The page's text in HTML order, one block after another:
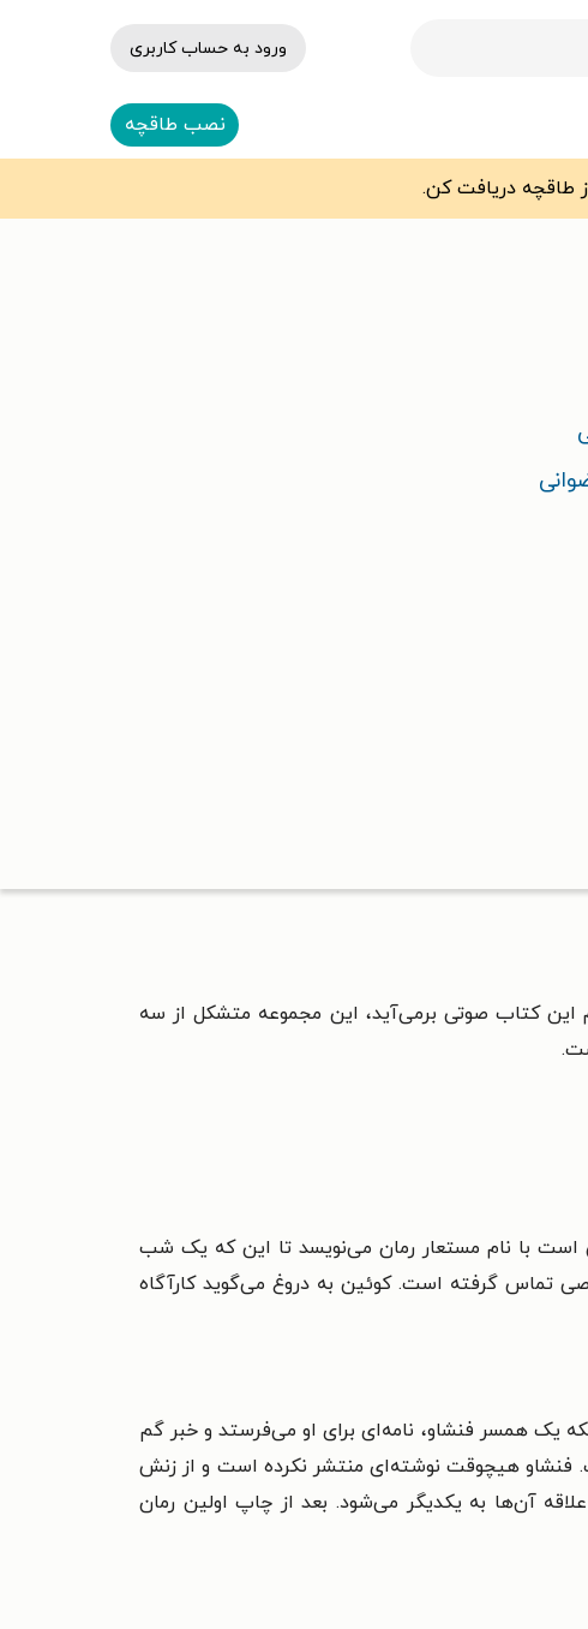
ورود به حساب کاربری
نصب طاقچه
این کتاب صوتی برمی‌آید، این مجموعه متشکل از سه
است با نام مستعار رمان می‌نویسد تا این که یک شب
تماس گرفته است. کوئین به دروغ می‌گوید کارآگاه
همسر فنشاو، نامه‌ای برای او می‌فرستد و خبر گم
فنشاو هیچوقت نوشته‌ای منتشر نکرده است و از زنش
آن‌ها به یکدیگر می‌شود. بعد از چاپ اولین رمان